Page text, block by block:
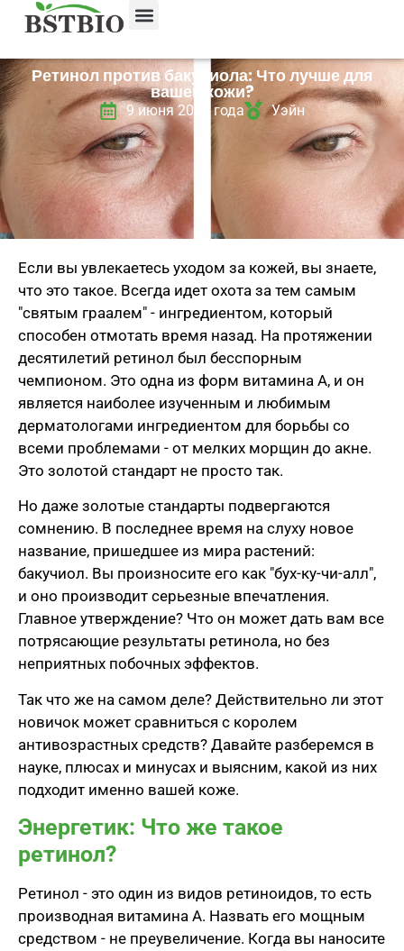
Ретинол против бакухиола: Что лучше для
вашей кожи?
9 июня 2025 года Уэйн
Если вы увлекаетесь уходом за кожей, вы знаете,
что это такое. Всегда идет охота за тем самым
"святым граалем" - ингредиентом, который
способен отмотать время назад. На протяжении
десятилетий ретинол был бесспорным
чемпионом. Это одна из форм витамина А, и он
является наиболее изученным и любимым
дерматологами ингредиентом для борьбы со
всеми проблемами - от мелких морщин до акне.
Это золотой стандарт не просто так.
Но даже золотые стандарты подвергаются
сомнению. В последнее время на слуху новое
название, пришедшее из мира растений:
бакучиол. Вы произносите его как "бух-ку-чи-алл",
и оно производит серьезные впечатления.
Главное утверждение? Что он может дать вам все
потрясающие результаты ретинола, но без
неприятных побочных эффектов.
Так что же на самом деле? Действительно ли этот
новичок может сравниться с королем
антивозрастных средств? Давайте разберемся в
науке, плюсах и минусах и выясним, какой из них
подходит именно вашей коже.
Энергетик: Что же такое
ретинол?
Ретинол - это один из видов ретиноидов, то есть
производная витамина А. Назвать его мощным
средством - не преувеличение. Когда вы наносите